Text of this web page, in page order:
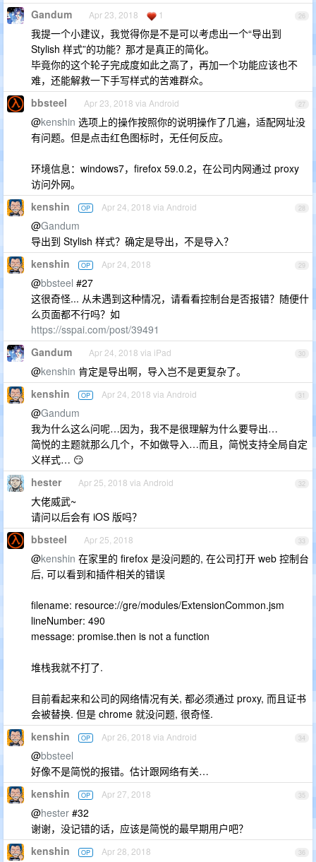
26
Gandum Apr 23, 2018 1
我提一个小建议，我觉得你是不是可以考虑出一个“导出到
Stylish 样式”的功能？那才是真正的简化。
毕竟你的这个轮子完成度如此之高了，再加一个功能应该也不
难，还能解救一下手写样式的苦难群众。
27
bbsteel Apr 23, 2018 via Android
@kenshin 选项上的操作按照你的说明操作了几遍，适配网址没
有问题。但是点击红色图标时，无任何反应。
环境信息：windows7，firefox 59.0.2，在公司内网通过 proxy
访问外网。
28
kenshin OP Apr 24, 2018 via Android
@Gandum
导出到 Stylish 样式？确定是导出，不是导入？
29
kenshin OP Apr 24, 2018
@bbsteel #27
这很奇怪... 从未遇到这种情况，请看看控制台是否报错？随便什
么页面都不行吗？如
https://sspai.com/post/39491
30
Gandum Apr 24, 2018 via iPad
@kenshin 肯定是导出啊，导入岂不是更复杂了。
31
kenshin OP Apr 24, 2018 via Android
@Gandum
我为什么这么问呢…因为，我不是很理解为什么要导出…
简悦的主题就那么几个，不如做导入…而且，简悦支持全局自定
义样式… 😏
32
hester Apr 25, 2018 via Android
大佬威武~
请问以后会有 iOS 版吗？
33
bbsteel Apr 25, 2018
@kenshin 在家里的 firefox 是没问题的, 在公司打开 web 控制台
后, 可以看到和插件相关的错误
filename: resource://gre/modules/ExtensionCommon.jsm
lineNumber: 490
message: promise.then is not a function
堆栈我就不打了.
目前看起来和公司的网络情况有关, 都必须通过 proxy, 而且证书
会被替换. 但是 chrome 就没问题, 很奇怪.
34
kenshin OP Apr 26, 2018 via Android
@bbsteel
好像不是简悦的报错。估计跟网络有关…
35
kenshin OP Apr 27, 2018
@hester #32
谢谢，没记错的话，应该是简悦的最早期用户吧？
36
kenshin OP Apr 28, 2018